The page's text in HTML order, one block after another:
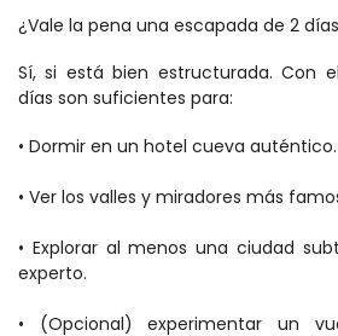
¿Vale la pena una escapada de 2
Sí, si está bien estructurada. Con
días son suficientes para:
• Dormir en un hotel cueva auténtico.
• Ver los valles y miradores más
• Explorar al menos una ciudad
experto.
• (Opcional) experimentar un